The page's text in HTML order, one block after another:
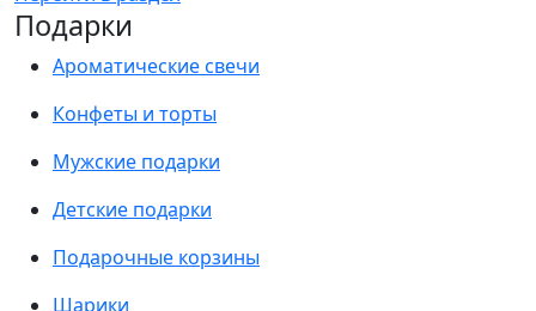
Подарки
Ароматические свечи
Конфеты и торты
Мужские подарки
Детские подарки
Подарочные корзины
Шарики